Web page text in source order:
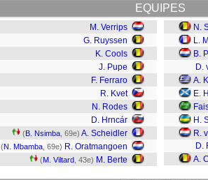
EQUIPES
M. Verrips
G. Ruyssen
K. Cools
J. Pupe
F. Ferraro
R. Kvet
N. Rodes
D. Hrncár
(B. Nsimba , 69e) A. Scheidler
(N. Mbamba , 69e) R. Oratmangoen
(M. Viltard , 43e) M. Berte
N.
L.
B.
D.
A.
E.
H.
R.
D.
A.